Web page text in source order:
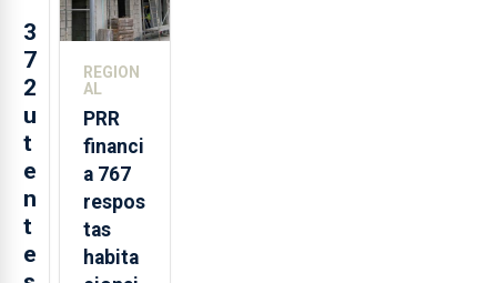
3
7
2
u
t
e
n
t
e
Região
REGION
AL
PRR
financi
a 767
respos
tas
habita